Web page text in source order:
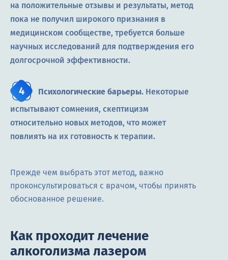
на положительные отзывы и результаты, метод
пока не получил широкого признания в
медицинском сообществе, требуется больше
научных исследований для подтверждения его
долгосрочной эффективности.
Психологические барьеры. Некоторые
испытывают сомнения, скептицизм
относительно новых методов, что может
повлиять на их готовность к терапии.
Прежде чем выбрать этот метод, важно
проконсультироваться с врачом, чтобы принять
обоснованное решение.
Как проходит лечение
алкоголизма лазером